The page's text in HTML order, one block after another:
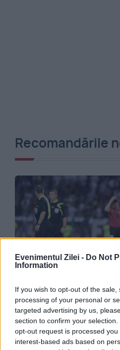
Evenimentul Zilei - Do Not
Information
If you wish to opt-out of the
processing of your personal or
targeted advertising by us,
section to confirm your
opt-out request is processed
interest-based ads based on
Recomandările
Chirilă, debut de coșmar
1-2 a venit și un sec